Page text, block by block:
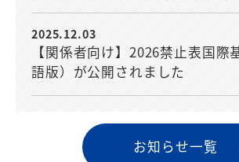
2025.12.03
【関係者向け】2026禁止表国際
語版）が公開されました
お知らせ⼀覧